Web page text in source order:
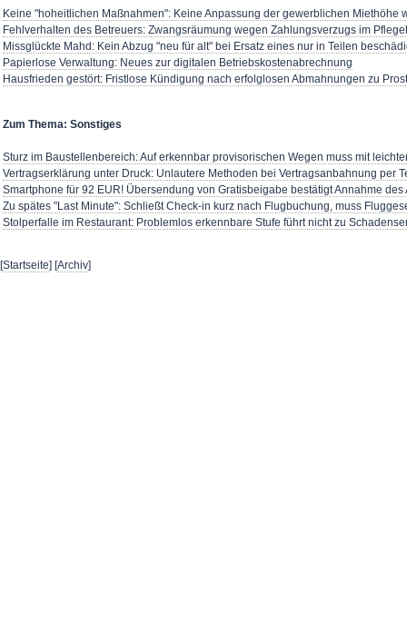
Keine "hoheitlichen Maßnahmen": Keine Anpassung der gewerblichen Miethöhe
Fehlverhalten des Betreuers: Zwangsräumung wegen Zahlungsverzugs im
Missglückte Mahd: Kein Abzug "neu für alt" bei Ersatz eines nur in Teilen
Papierlose Verwaltung: Neues zur digitalen Betriebskostenabrechnung
Hausfrieden gestört: Fristlose Kündigung nach erfolglosen Abmahnungen zu
Zum Thema: Sonstiges
Sturz im Baustellenbereich: Auf erkennbar provisorischen Wegen muss mit
Vertragserklärung unter Druck: Unlautere Methoden bei Vertragsanbahnung per
Smartphone für 92 EUR! Übersendung von Gratisbeigabe bestätigt Annahme
Zu spätes "Last Minute": Schließt Check-in kurz nach Flugbuchung, muss
Stolperfalle im Restaurant: Problemlos erkennbare Stufe führt nicht zu
[Startseite] [Archiv]